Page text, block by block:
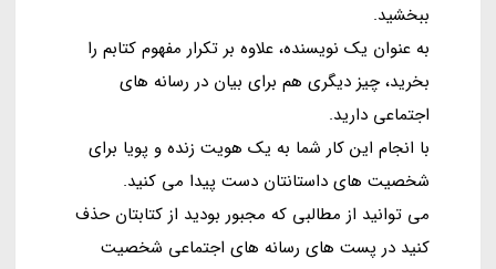
ببخشید.
به عنوان یک نویسنده، علاوه بر تکرار مفهوم کتابم را
بخرید، چیز دیگری هم برای بیان در رسانه های
اجتماعی دارید.
با انجام این کار شما به یک هویت زنده و پویا برای
شخصیت های داستانتان دست پیدا می کنید.
می توانید از مطالبی که مجبور بودید از کتابتان حذف
کنید در پست های رسانه های اجتماعی شخصیت